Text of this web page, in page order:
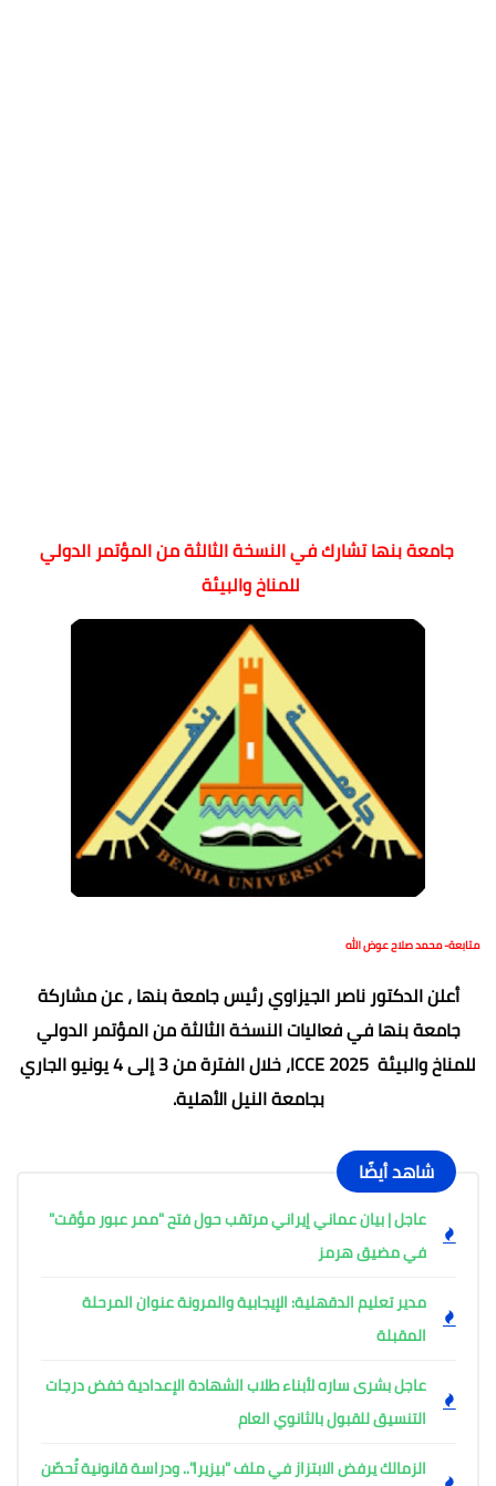
جامعة بنها تشارك في النسخة الثالثة من المؤتمر الدولي
للمناخ والبيئة
متابعة- محمد صلاح عوض الله
أعلن الدكتور ناصر الجيزاوي رئيس جامعة بنها ، عن مشاركة
جامعة بنها في فعاليات النسخة الثالثة من المؤتمر الدولي
للمناخ والبيئة ICCE 2025، خلال الفترة من 3 إلى 4 يونيو الجاري
بجامعة النيل الأهلية.
شاهد أيضًا
عاجل | بيان عماني إيراني مرتقب حول فتح "ممر عبور مؤقت"
في مضيق هرمز
مدير تعليم الدقهلية: الإيجابية والمرونة عنوان المرحلة
المقبلة
عاجل بشرى ساره لأبناء طلاب الشهادة الإعدادية خفض درجات
التنسيق للقبول بالثانوي العام
الزمالك يرفض الابتزاز في ملف "بيزيرا".. ودراسة قانونية تُحصّن